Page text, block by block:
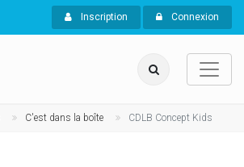
Inscription Connexion
C'est dans la boîte CDLB Concept Kids